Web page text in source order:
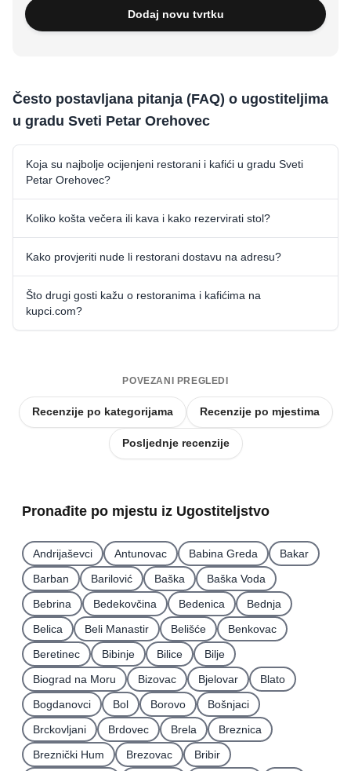
Dodaj novu tvrtku
Često postavljana pitanja (FAQ) o ugostiteljima
u gradu Sveti Petar Orehovec
Koja su najbolje ocijenjeni restorani i kafići u gradu Sveti
Petar Orehovec?
Koliko košta večera ili kava i kako rezervirati stol?
Kako provjeriti nude li restorani dostavu na adresu?
Što drugi gosti kažu o restoranima i kafićima na
kupci.com?
POVEZANI PREGLEDI
Recenzije po kategorijama Recenzije po mjestima
Posljednje recenzije
Pronađite po mjestu iz Ugostiteljstvo
Andrijaševci Antunovac Babina Greda
Bakar
Barban
Barilović Baška
Baška Voda
Bebrina
Bedekovčina Bedenica
Bednja
Belica
Beli Manastir Belišće
Benkovac
Beretinec
Bibinje Bilice
Bilje
Biograd na Moru
Bizovac Bjelovar
Blato
Bogdanovci
Bol Borovo
Bošnjaci
Brckovljani
Brdovec Brela
Breznica
Breznički Hum
Brezovac
Bribir